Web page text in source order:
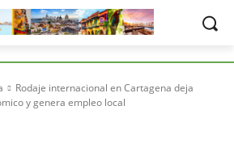
Rodaje internacional en Cartagena deja
y genera empleo local